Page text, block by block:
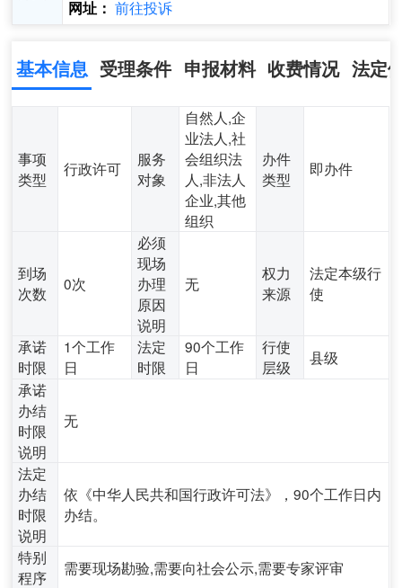
网址： 前往投诉
基本信息 受理条件 申报材料 收费情况 法定
事项
类型
行政许可
服务
对象
自然人,企
业法人,社
会组织法
人,非法人
企业,其他
组织
办件
类型
即办件
到场
次数
0次
必须
现场
办理
原因
说明
无
权力
来源
法定本级行
使
承诺
时限
1个工作
日
法定
时限
90个工作
日
行使
层级
县级
承诺
办结
时限
说明
无
法定
办结
时限
说明
依《中华人民共和国行政许可法》，90个工作日内
办结。
特别
程序
需要现场勘验,需要向社会公示,需要专家评审